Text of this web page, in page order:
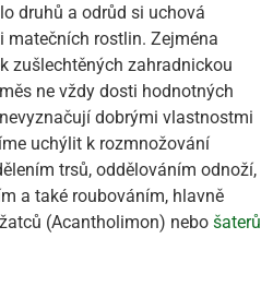
druhů a odrůd si uchová
rostlin. Zejména
zušlechtěných zahradnickou
ne vždy dosti hodnotných
dobrými vlastnostmi
uchýlit k rozmnožování
trsů, oddělováním odnoží,
a také roubováním, hlavně
(Acantholimon) nebo šaterů